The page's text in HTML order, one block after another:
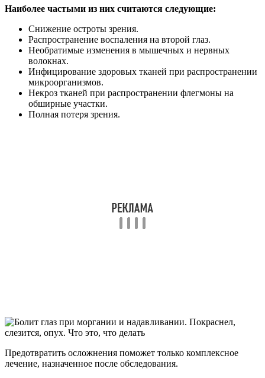
Наиболее частыми из них считаются следующие:
Снижение остроты зрения.
Распространение воспаления на второй глаз.
Необратимые изменения в мышечных и нервных
волокнах.
Инфицирование здоровых тканей при распространении
микроорганизмов.
Некроз тканей при распространении флегмоны на
обширные участки.
Полная потеря зрения.
Предотвратить осложнения поможет только комплексное
лечение, назначенное после обследования.